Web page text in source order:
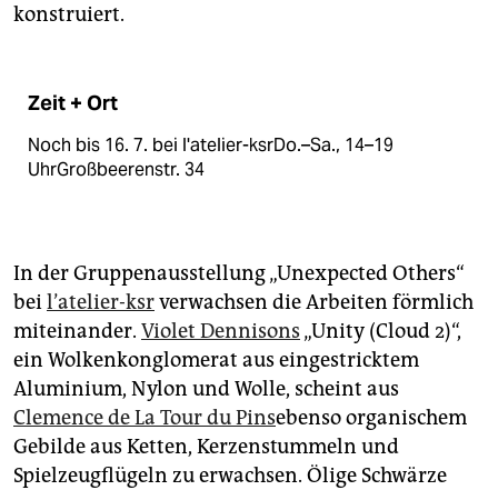
konstruiert.
Zeit + Ort
Noch bis 16. 7. bei l'atelier-ksrDo.–Sa., 14–19
UhrGroßbeerenstr. 34
In der Gruppenausstellung „Unexpected Others“
beil’atelier-ksrverwachsen die Arbeiten förmlich
miteinander. Violet Dennisons „Unity (Cloud 2)“,
ein Wolkenkonglomerat aus eingestricktem
Aluminium, Nylon und Wolle, scheint aus
Clemence de La Tour du Pinsebenso organischem
Gebilde aus Ketten, Kerzenstummeln und
Spielzeugflügeln zu erwachsen. Ölige Schwärze